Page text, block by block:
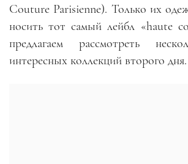
Couture Parisienne). Только их
носить тот самый лейбл «haute
предлагаем рассмотреть
интересных коллекций второго дня.